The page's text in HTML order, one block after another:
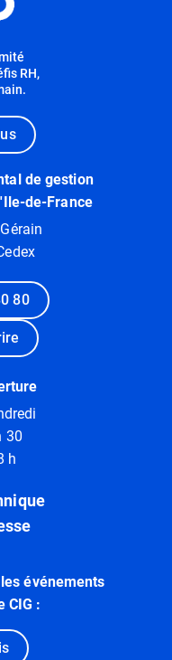
RH,
de gestion
de-France
80
30
h
événements
CIG :